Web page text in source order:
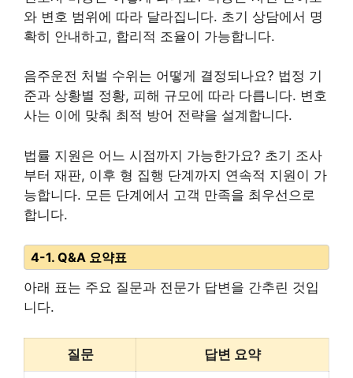
와 변호 범위에 따라 달라집니다. 초기 상담에서 명
확히 안내하고, 합리적 조율이 가능합니다.
음주운전 처벌 수위는 어떻게 결정되나요? 법정 기
준과 상황별 정황, 피해 규모에 따라 다릅니다. 변호
사는 이에 맞춰 최적 방어 전략을 설계합니다.
법률 지원은 어느 시점까지 가능한가요? 초기 조사
부터 재판, 이후 형 집행 단계까지 연속적 지원이 가
능합니다. 모든 단계에서 고객 만족을 최우선으로
합니다.
4-1. Q&A 요약표
아래 표는 주요 질문과 전문가 답변을 간추린 것입
니다.
질문 답변 요약